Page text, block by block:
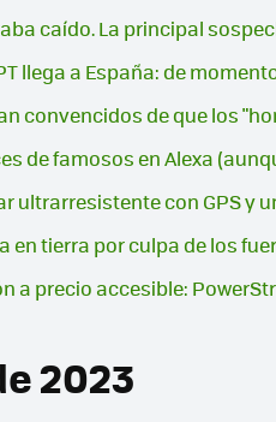
caído. La principal
llega a España: de
convencidos de que los
de famosos en Alexa
ultrarresistente con GPS y
en tierra por culpa de los
a precio accesible:
2023